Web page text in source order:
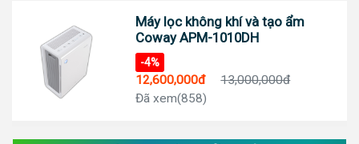
Máy lọc không khí và tạo ẩm
Coway APM-1010DH
-4%
12,600,000đ
13,000,000đ
Đã xem(858)